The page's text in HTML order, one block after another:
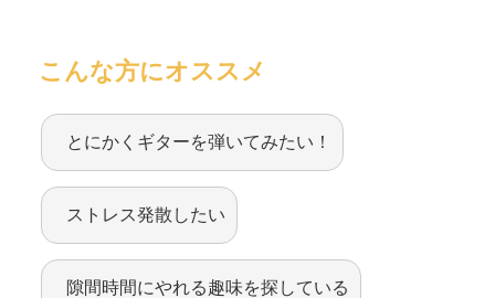
こんな方にオススメ
とにかくギターを弾いてみたい！
ストレス発散したい
隙間時間にやれる趣味を探している